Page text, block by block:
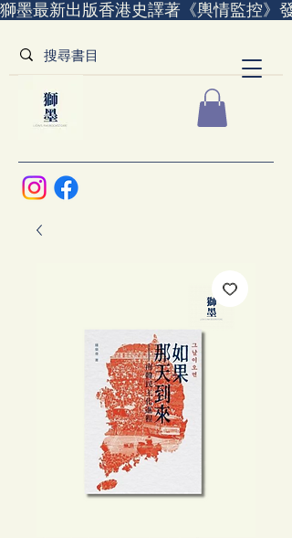
獅墨最新出版香港史譯著《輿情監控》